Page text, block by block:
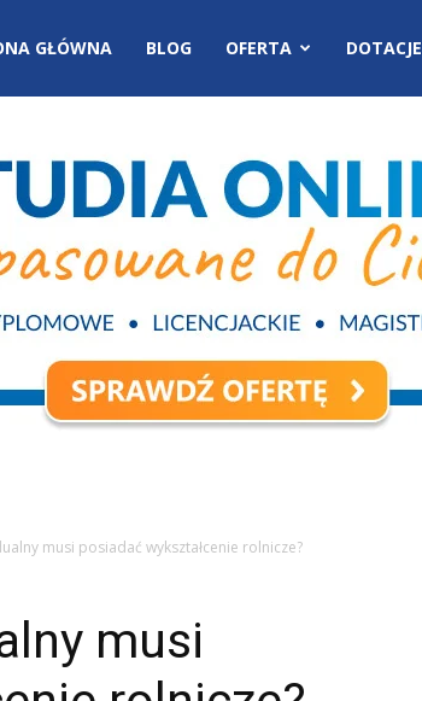
GŁÓWNA BLOG OFERTA DOTACJE
musi posiadać wykształcenie rolnicze?
musi